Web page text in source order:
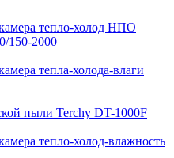
тепло-холод НПО
150-2000
тепла-холода-влаги
пыли Terchy DT-1000F
тепло-холод-влажность